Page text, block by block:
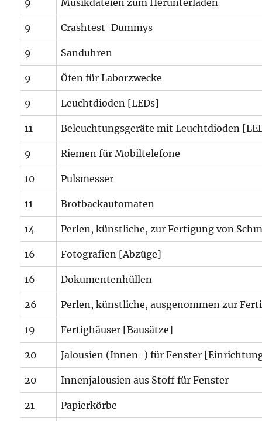
9 Musikdateien zum Herunterladen
9 Crashtest-Dummys
9 Sanduhren
9 Öfen für Laborzwecke
9 Leuchtdioden [LEDs]
11 Beleuchtungsgeräte mit Leuchtdioden
9 Riemen für Mobiltelefone
10 Pulsmesser
11 Brotbackautomaten
14 Perlen, künstliche, zur Fertigung von
16 Fotografien [Abzüge]
16 Dokumentenhüllen
26 Perlen, künstliche, ausgenommen zur
19 Fertighäuser [Bausätze]
20 Jalousien (Innen-) für Fenster
20 Innenjalousien aus Stoff für Fenster
21 Papierkörbe